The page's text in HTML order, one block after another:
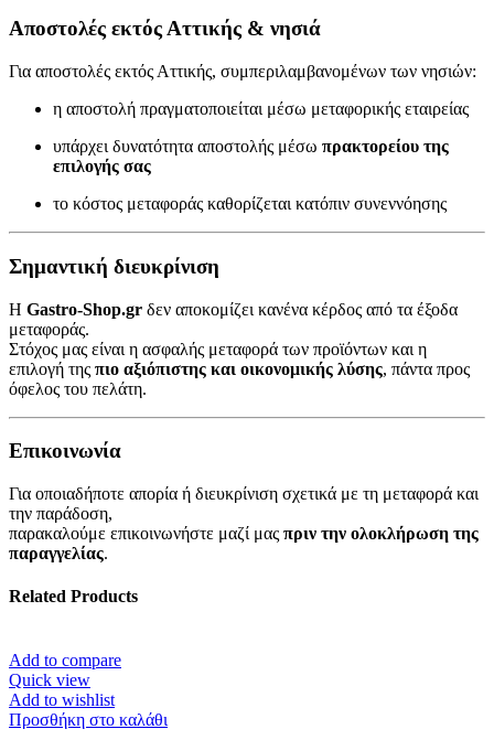
Αποστολές εκτός Αττικής & νησιά
Για αποστολές εκτός Αττικής, συμπεριλαμβανομένων των νησιών:
η αποστολή πραγματοποιείται μέσω μεταφορικής εταιρείας
υπάρχει δυνατότητα αποστολής μέσω πρακτορείου της
επιλογής σας
το κόστος μεταφοράς καθορίζεται κατόπιν συνεννόησης
Σημαντική διευκρίνιση
Η Gastro-Shop.gr δεν αποκομίζει κανένα κέρδος από τα έξοδα
μεταφοράς.
Στόχος μας είναι η ασφαλής μεταφορά των προϊόντων και η
επιλογή της πιο αξιόπιστης και οικονομικής λύσης, πάντα προς
όφελος του πελάτη.
Επικοινωνία
Για οποιαδήποτε απορία ή διευκρίνιση σχετικά με τη μεταφορά και
την παράδοση,
παρακαλούμε επικοινωνήστε μαζί μας πριν την ολοκλήρωση της
παραγγελίας.
Related Products
Add to compare
Quick view
Add to wishlist
Προσθήκη στο καλάθι